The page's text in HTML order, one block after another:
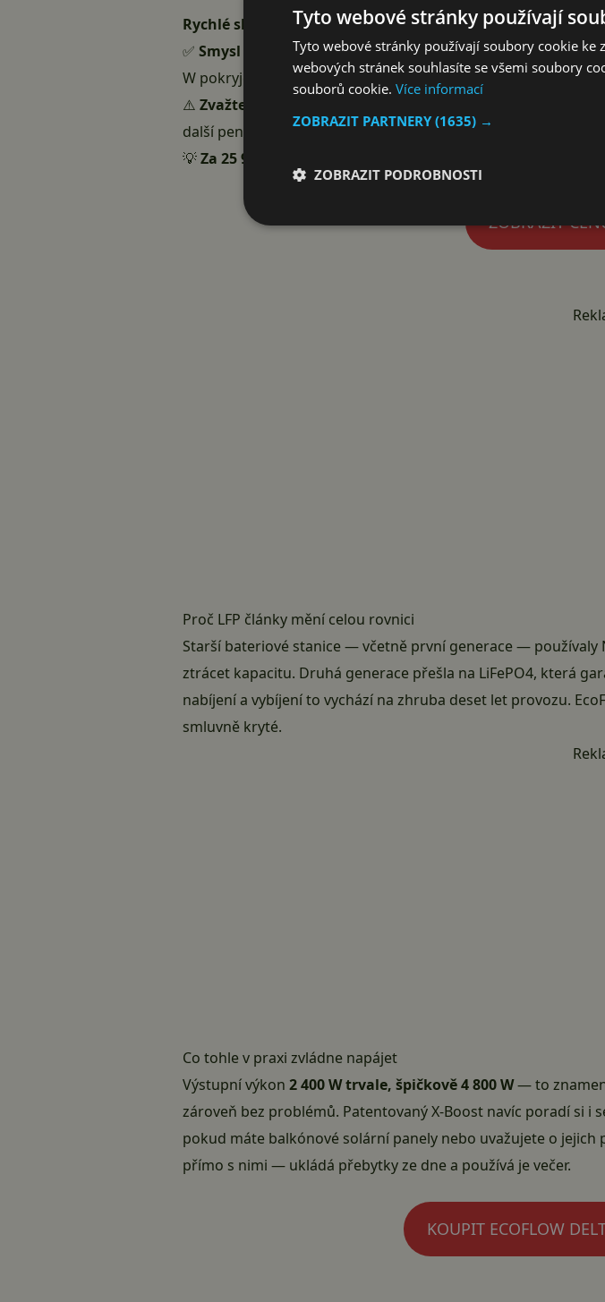
Rychlé shrnutí:
✅ Smysl dává
pro chataře, lidi řešící výpadky proudu nebo
W pokryje většinu domácích spotřebičů.
⚠️ Zvažte
, jestli nepotřebujete víc — kapacitu lze rozšířit až
další peníze.
💡Za 25 990 Kč dostanete LFP baterii s životností 3 000 cyklů
ZOBRAZIT
Proč LFP články mění celou rovnici
Starší bateriové stanice — včetně první generace — používaly
ztrácet kapacitu. Druhá generace přešla na LiFePO4, která
nabíjení a vybíjení to vychází na zhruba deset let provozu.
smluvně kryté.
Co tohle v praxi zvládne napájet
Výstupní výkon 2 400 W trvale, špičkově 4 800 W— to
zároveň bez problémů. Patentovaný X-Boost navíc poradí si i
pokud máte balkónové solární panely nebo uvažujete o jejich
přímo s nimi — ukládá přebytky ze dne a používá je večer.
KOUPIT ECOFLOW
Tyto webové stránky používají
Tyto webové stránky používají soubory cookie ke
webových stránek souhlasíte se všemi soubory
souborů cookie. Více informací
ZOBRAZIT PARTNERY(1635) →
ZOBRAZIT PODROBNOSTI